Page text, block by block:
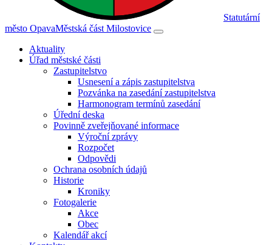
Statutární
město OpavaMěstská část Milostovice
Aktuality
Úřad městské části
Zastupitelstvo
Usnesení a zápis zastupitelstva
Pozvánka na zasedání zastupitelstva
Harmonogram termínů zasedání
Úřední deska
Povinně zveřejňované informace
Výroční zprávy
Rozpočet
Odpovědi
Ochrana osobních údajů
Historie
Kroniky
Fotogalerie
Akce
Obec
Kalendář akcí